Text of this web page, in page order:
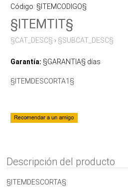
Código: §ITEMCODIGO§
§ITEMTIT§
§CAT_DESC§ › §SUBCAT_DESC§
Garantía: §GARANTIA§ días
§ITEMDESCORTA1§
Descripción del producto
§ITEMDESCORTA§